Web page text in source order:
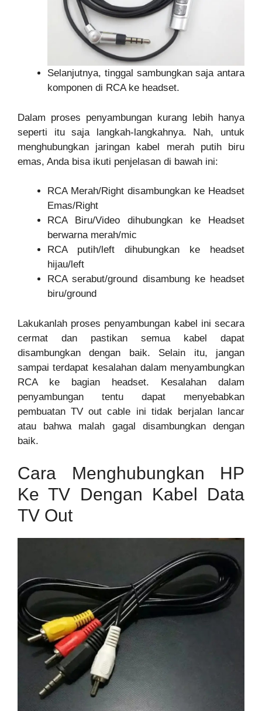
Selanjutnya, tinggal sambungkan saja antara
komponen di RCA ke headset.
Dalam proses penyambungan kurang lebih hanya
seperti itu saja langkah-langkahnya. Nah, untuk
menghubungkan jaringan kabel merah putih biru
emas, Anda bisa ikuti penjelasan di bawah ini:
RCA Merah/Right disambungkan ke Headset
Emas/Right
RCA Biru/Video dihubungkan ke Headset
berwarna merah/mic
RCA putih/left dihubungkan ke headset
hijau/left
RCA serabut/ground disambung ke headset
biru/ground
Lakukanlah proses penyambungan kabel ini secara
cermat dan pastikan semua kabel dapat
disambungkan dengan baik. Selain itu, jangan
sampai terdapat kesalahan dalam menyambungkan
RCA ke bagian headset. Kesalahan dalam
penyambungan tentu dapat menyebabkan
pembuatan TV out cable ini tidak berjalan lancar
atau bahwa malah gagal disambungkan dengan
baik.
Cara Menghubungkan HP
Ke TV Dengan Kabel Data
TV Out